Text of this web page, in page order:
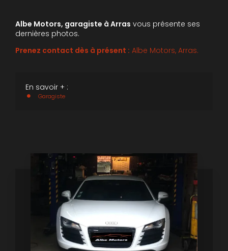
Albe Motors, garagiste à Arras vous présente ses
dernières photos.
Prenez contact dès à présent : Albe Motors, Arras.
En savoir + :
Garagiste